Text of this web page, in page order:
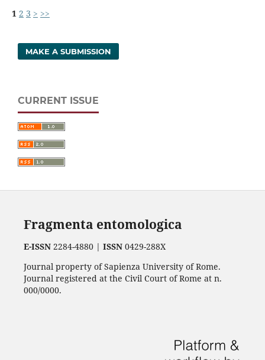
1 2 3 > >>
MAKE A SUBMISSION
CURRENT ISSUE
Fragmenta entomologica
E-ISSN2284-4880 | ISSN0429-288X
Journal property of Sapienza University of Rome.
Journal registered at the Civil Court of Rome at n.
000/0000.